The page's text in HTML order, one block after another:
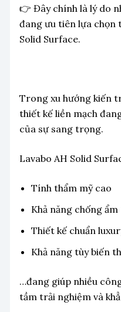
👉 Đây chính là lý do
đang ưu tiên lựa chọn
Solid Surface.
Trong xu hướng kiến
thiết kế liền mạch
của sự sang trọng.
Lavabo AH Solid
Tính thẩm mỹ cao
Khả năng chống
Thiết kế chuẩn
Khả năng tùy biến
…đang giúp nhiều
tầm trải nghiệm và